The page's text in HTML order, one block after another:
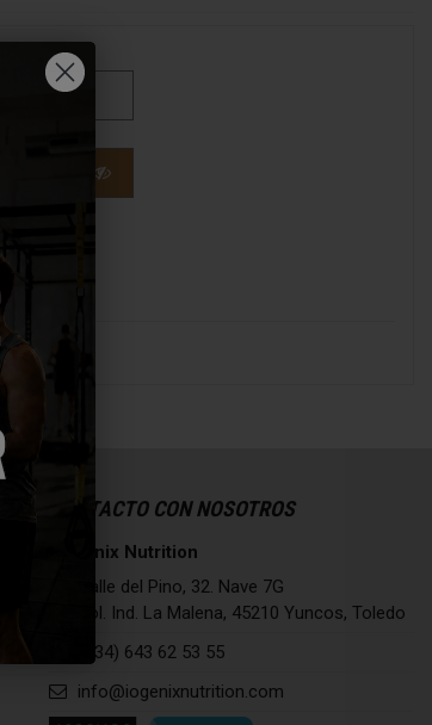
CONTACTO CON NOSOTROS
IO.Genix Nutrition
Calle del Pino, 32. Nave 7G
Pol. Ind. La Malena, 45210 Yuncos, Toledo
(+34) 643 62 53 55
info@iogenixnutrition.com